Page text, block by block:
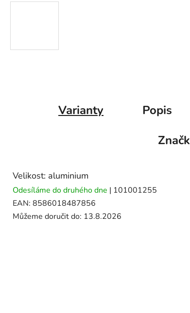
Varianty Popis
Velikost: aluminium
Odesíláme do druhého dne | 101001255
EAN: 8586018487856
Můžeme doručit do: 13.8.2026